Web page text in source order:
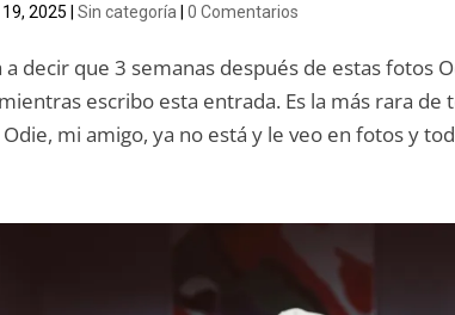
19, 2025 |Sin categoría |0 Comentarios
a decir que 3 semanas después de estas fotos
escribo esta entrada. Es la más rara
mi amigo, ya no está y le veo en fotos y